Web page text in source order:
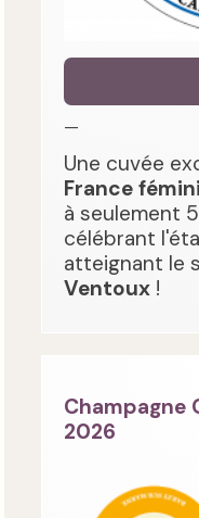
—
Une cuvée
France
à seulement
célébrant
atteignant le
Ventoux !
Champagne
2026